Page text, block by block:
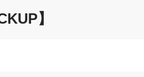
】